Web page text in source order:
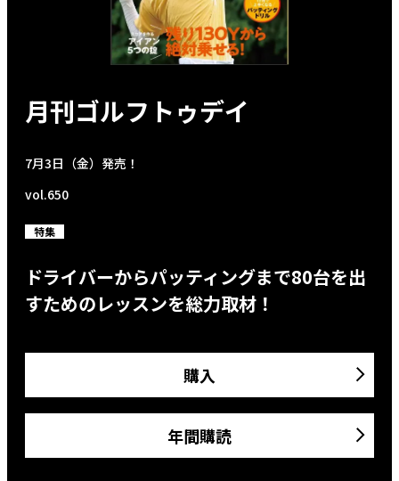
月刊ゴルフトゥデイ
7月3日（金）発売！
vol.650
特集
ドライバーからパッティングまで80台を出
すためのレッスンを総力取材！
購入
年間購読